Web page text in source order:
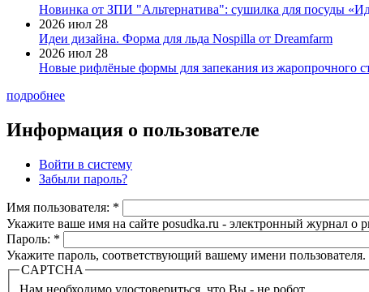
Новинка от ЗПИ "Альтернатива": сушилка для посуды
2026 июл 28
Идеи дизайна. Форма для льда Nospilla от Dreamfarm
2026 июл 28
Новые рифлёные формы для запекания из жаропрочного
подробнее
Информация о пользователе
Войти в систему
Забыли пароль?
Имя пользователя: *
Укажите ваше имя на сайте posudka.ru - электронный журнал о
Пароль: *
Укажите пароль, соответствующий вашему имени пользователя.
CAPTCHA
Нам необходимо удостовериться, что Вы - не робот.